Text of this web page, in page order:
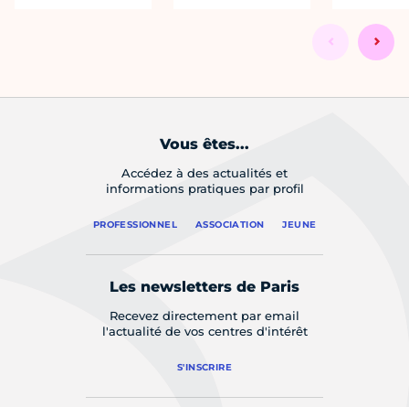
Vous êtes...
Accédez à des actualités et
informations pratiques par profil
PROFESSIONNEL ASSOCIATION JEUNE
Les newsletters de Paris
Recevez directement par email
l'actualité de vos centres d'intérêt
S'INSCRIRE